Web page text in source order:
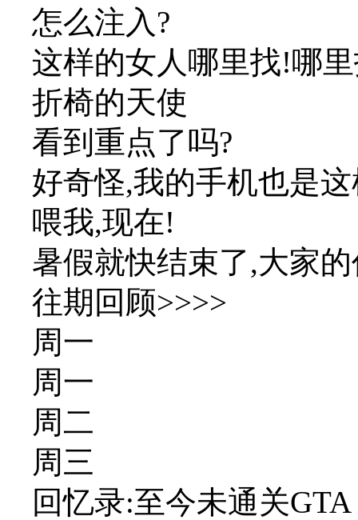
怎么注入?
这样的女人哪里找!哪
折椅的天使
看到重点了吗?
好奇怪,我的手机也是
喂我,现在!
暑假就快结束了,大家
往期回顾>>>>
周一
周一
周二
周三
回忆录:至今未通关GTA